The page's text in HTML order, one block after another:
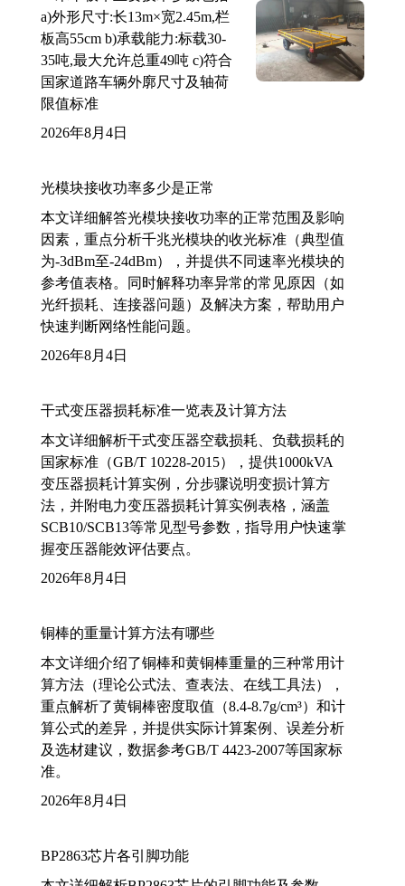
a)外形尺寸:长13m×宽2.45m,栏
板高55cm b)承载能力:标载30-
35吨,最大允许总重49吨 c)符合
国家道路车辆外廓尺寸及轴荷
限值标准
2026年8月4日
光模块接收功率多少是正常
本文详细解答光模块接收功率的正常范围及影响
因素，重点分析千兆光模块的收光标准（典型值
为-3dBm至-24dBm），并提供不同速率光模块的
参考值表格。同时解释功率异常的常见原因（如
光纤损耗、连接器问题）及解决方案，帮助用户
快速判断网络性能问题。
2026年8月4日
干式变压器损耗标准一览表及计算方法
本文详细解析干式变压器空载损耗、负载损耗的
国家标准（GB/T 10228-2015），提供1000kVA
变压器损耗计算实例，分步骤说明变损计算方
法，并附电力变压器损耗计算实例表格，涵盖
SCB10/SCB13等常见型号参数，指导用户快速掌
握变压器能效评估要点。
2026年8月4日
铜棒的重量计算方法有哪些
本文详细介绍了铜棒和黄铜棒重量的三种常用计
算方法（理论公式法、查表法、在线工具法），
重点解析了黄铜棒密度取值（8.4-8.7g/cm³）和计
算公式的差异，并提供实际计算案例、误差分析
及选材建议，数据参考GB/T 4423-2007等国家标
准。
2026年8月4日
BP2863芯片各引脚功能